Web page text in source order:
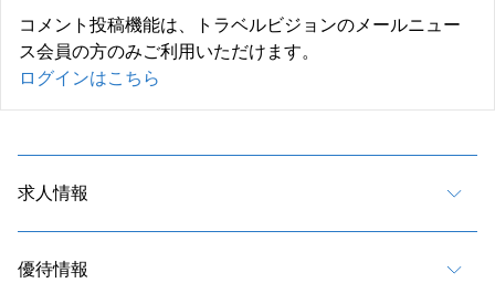
コメント投稿機能は、トラベルビジョンのメールニュー
ス会員の方のみご利用いただけます。
ログインはこちら
求人情報
優待情報